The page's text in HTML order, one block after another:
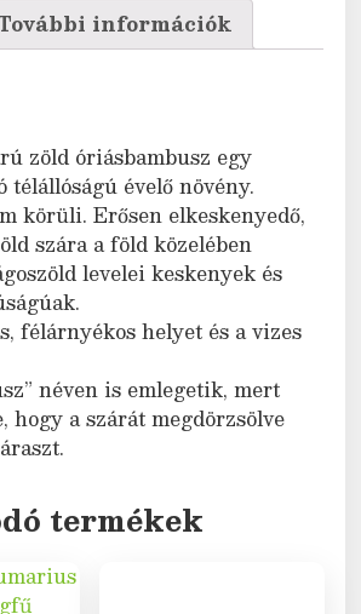
információk
zöld óriásbambusz egy
télállóságú évelő növény.
körüli. Erősen elkeskenyedő,
szára a föld közelében
levelei keskenyek és
félárnyékos helyet és a vizes
néven is emlegetik, mert
hogy a szárát megdörzsölve
termékek